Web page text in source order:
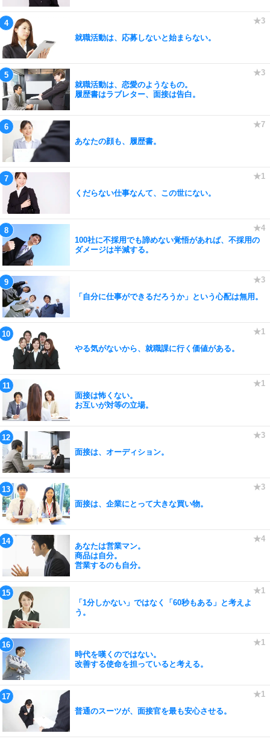
就職活動は、応募しないと始まらない。
就職活動は、恋愛のようなもの。
履歴書はラブレター、面接は告白。
あなたの顔も、履歴書。
くだらない仕事なんて、この世にない。
100社に不採用でも諦めない覚悟があれば、不採用の
ダメージは半減する。
「自分に仕事ができるだろうか」という心配は無用。
やる気がないから、就職課に行く価値がある。
面接は怖くない。
お互いが対等の立場。
面接は、オーディション。
面接は、企業にとって大きな買い物。
あなたは営業マン。
商品は自分。
営業するのも自分。
「1分しかない」ではなく「60秒もある」と考えよ
う。
時代を嘆くのではない。
改善する使命を担っていると考える。
普通のスーツが、面接官を最も安心させる。